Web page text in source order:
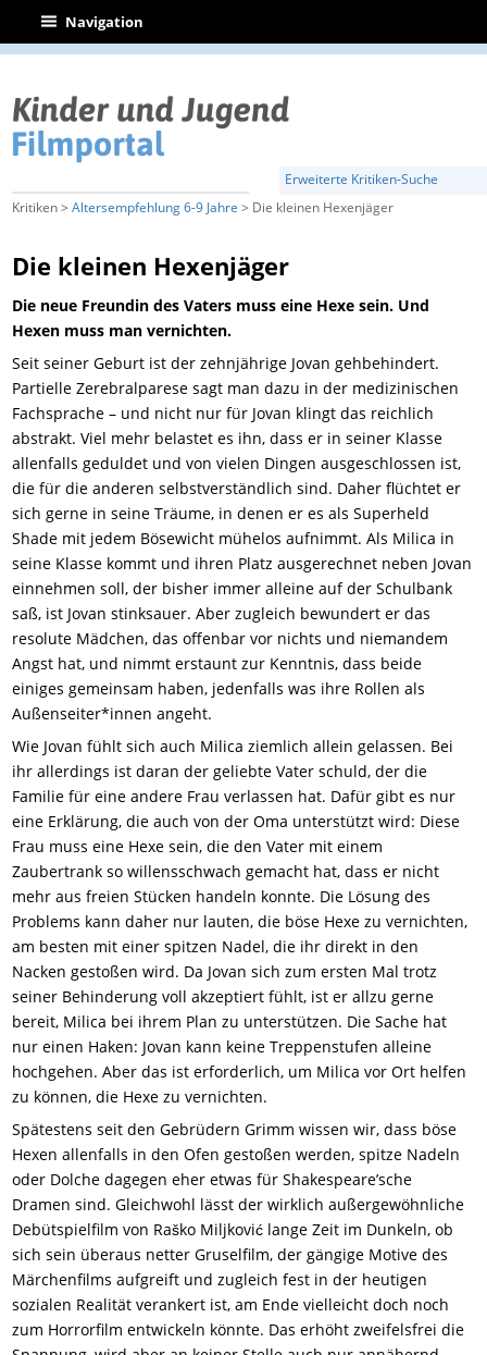
| Navigation
Erweiterte Kritiken-Suche
Kritiken >Altersempfehlung 6-9 Jahre > Die kleinen Hexenjäger
Die kleinen Hexenjäger
Die neue Freundin des Vaters muss eine Hexe sein. Und
Hexen muss man vernichten.
Seit seiner Geburt ist der zehnjährige Jovan gehbehindert.
Partielle Zerebralparese sagt man dazu in der medizinischen
Fachsprache – und nicht nur für Jovan klingt das reichlich
abstrakt. Viel mehr belastet es ihn, dass er in seiner Klasse
allenfalls geduldet und von vielen Dingen ausgeschlossen ist,
die für die anderen selbstverständlich sind. Daher flüchtet er
sich gerne in seine Träume, in denen er es als Superheld
Shade mit jedem Bösewicht mühelos aufnimmt. Als Milica in
seine Klasse kommt und ihren Platz ausgerechnet neben Jovan
einnehmen soll, der bisher immer alleine auf der Schulbank
saß, ist Jovan stinksauer. Aber zugleich bewundert er das
resolute Mädchen, das offenbar vor nichts und niemandem
Angst hat, und nimmt erstaunt zur Kenntnis, dass beide
einiges gemeinsam haben, jedenfalls was ihre Rollen als
Außenseiter*innen angeht.
Wie Jovan fühlt sich auch Milica ziemlich allein gelassen. Bei
ihr allerdings ist daran der geliebte Vater schuld, der die
Familie für eine andere Frau verlassen hat. Dafür gibt es nur
eine Erklärung, die auch von der Oma unterstützt wird: Diese
Frau muss eine Hexe sein, die den Vater mit einem
Zaubertrank so willensschwach gemacht hat, dass er nicht
mehr aus freien Stücken handeln konnte. Die Lösung des
Problems kann daher nur lauten, die böse Hexe zu vernichten,
am besten mit einer spitzen Nadel, die ihr direkt in den
Nacken gestoßen wird. Da Jovan sich zum ersten Mal trotz
seiner Behinderung voll akzeptiert fühlt, ist er allzu gerne
bereit, Milica bei ihrem Plan zu unterstützen. Die Sache hat
nur einen Haken: Jovan kann keine Treppenstufen alleine
hochgehen. Aber das ist erforderlich, um Milica vor Ort helfen
zu können, die Hexe zu vernichten.
Spätestens seit den Gebrüdern Grimm wissen wir, dass böse
Hexen allenfalls in den Ofen gestoßen werden, spitze Nadeln
oder Dolche dagegen eher etwas für Shakespeare’sche
Dramen sind. Gleichwohl lässt der wirklich außergewöhnliche
Debütspielfilm von Raško Miljković lange Zeit im Dunkeln, ob
sich sein überaus netter Gruselfilm, der gängige Motive des
Märchenfilms aufgreift und zugleich fest in der heutigen
sozialen Realität verankert ist, am Ende vielleicht doch noch
zum Horrorfilm entwickeln könnte. Das erhöht zweifelsfrei die